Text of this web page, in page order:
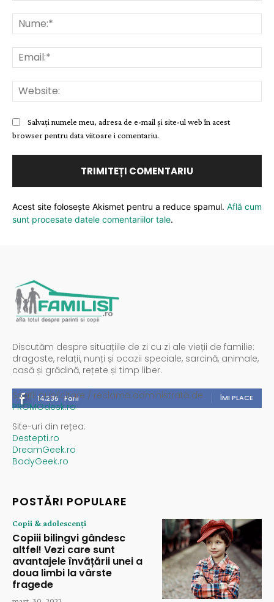
Salvați numele meu, adresa de e-mail și site-ul web în acest
browser pentru data viitoare i comentariu.
Acest site folosește Akismet pentru a reduce spamul. Află cum
sunt procesate datele comentariilor tale.
Discutăm despre situațiile de zi cu zi ale vieții de familie:
dragoste, relații, nunți și ocazii speciale, sarcină, animale,
casă și grădină, rețete și timp liber.
14,235 Fani ÎMI PLACE
Spații publicitare / reclamă administrată de
PROMOdesk.ro
Site-uri din rețea:
Destepti.ro
DreamGeek.ro
BodyGeek.ro
POSTĂRI POPULARE
Copii & adolescenți
Copiii bilingvi gândesc
altfel! Vezi care sunt
avantajele învățării unei a
doua limbi la vârste
fragede